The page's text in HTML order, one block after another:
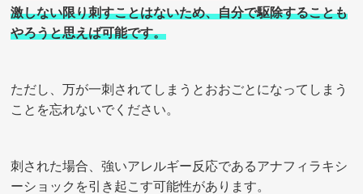
激しない限り刺すことはないため、自分で駆除することも
やろうと思えば可能です。
ただし、万が一刺されてしまうとおおごとになってしまう
ことを忘れないでください。
刺された場合、強いアレルギー反応であるアナフィラキシ
ーショックを引き起こす可能性があります。